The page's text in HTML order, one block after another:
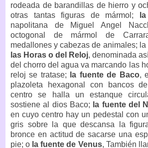
rodeada de barandillas de hierro y
otras tantas figuras de mármol;
napolitana de Miguel Angel
octogonal de mármol de
medallones y cabezas de animales; la
las Horas o del Reloj, denominada
del chorro del agua va marcando las
reloj se tratase;
la fuente de Baco,
plazoleta hexagonal con bancos
centro se halla un estanque
sostiene al dios Baco; la fuente del
en cuyo centro hay un pedestal con
gris sobre la que descansa la
bronce en actitud de sacarse una
pie; o la fuente de Venus, También